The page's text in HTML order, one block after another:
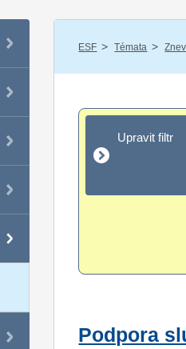
ESF / Témata /
Upravit filtr
Upravit filtr
Podpora